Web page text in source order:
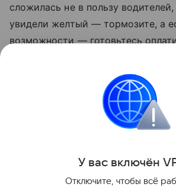
сложилась не в пользу водителей,
увидели желтый — тормозите, а
возможности — готовьтесь
Желтый равно красный.
Константин Васильев
У вас включён V
Отключите, чтобы всё